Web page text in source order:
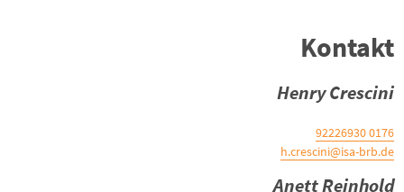
Kontakt
Henry Crescini
0176 92226930
h.crescini@isa-brb.de
Anett Reinhold